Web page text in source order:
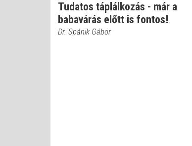
Tudatos táplálkozás - már a
babavárás előtt is fontos!
Dr. Spánik Gábor